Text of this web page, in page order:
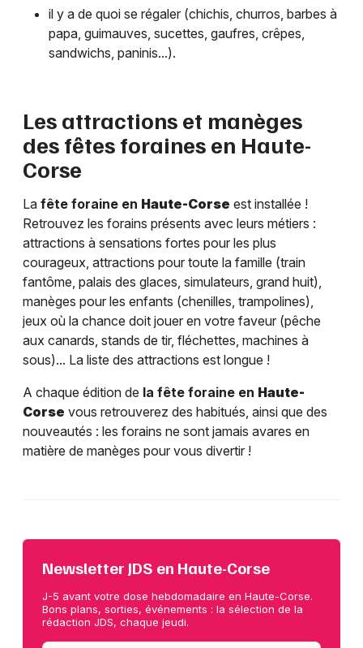
il y a de quoi se régaler (chichis, churros, barbes à
papa, guimauves, sucettes, gaufres, crêpes,
sandwichs, paninis...).
Les attractions et manèges
des fêtes foraines en Haute-
Corse
La fête foraine en Haute-Corse est installée !
Retrouvez les forains présents avec leurs métiers :
attractions à sensations fortes pour les plus
courageux, attractions pour toute la famille (train
fantôme, palais des glaces, simulateurs, grand huit),
manèges pour les enfants (chenilles, trampolines),
jeux où la chance doit jouer en votre faveur (pêche
aux canards, stands de tir, fléchettes, machines à
sous)... La liste des attractions est longue !
A chaque édition de la fête foraine en Haute-
Corse vous retrouverez des habitués, ainsi que des
nouveautés : les forains ne sont jamais avares en
matière de manèges pour vous divertir !
Newsletter JDS en Haute-Corse
J-5 avant votre dose hebdomadaire en Haute-Corse.
Bons plans, sorties, événements : la sélection de la
rédaction JDS, chaque jeudi.